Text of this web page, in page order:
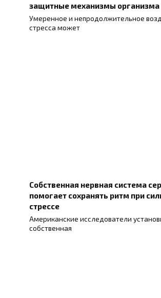
защитные механизмы организма
Умеренное и непродолжительное
стресса может
Собственная нервная система
помогает сохранять ритм при
стрессе
Американские исследователи
собственная